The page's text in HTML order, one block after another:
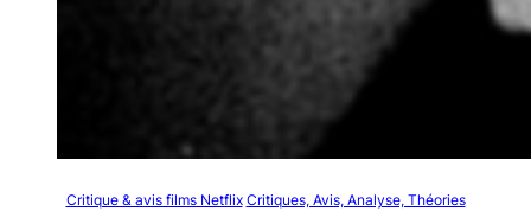
Critique & avis films Netflix Critiques, Avis, Analyse, Théories